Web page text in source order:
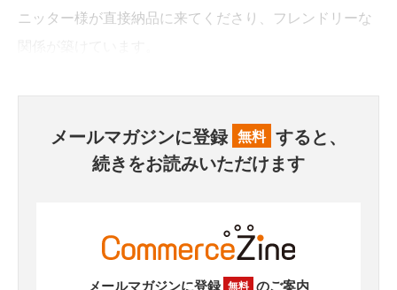
ニッター様が直接納品に来てくださり、フレンドリーな
メールマガジンに登録 無料 すると、
続きをお読みいただけます
メールマガジンに登録 無料 のご案内